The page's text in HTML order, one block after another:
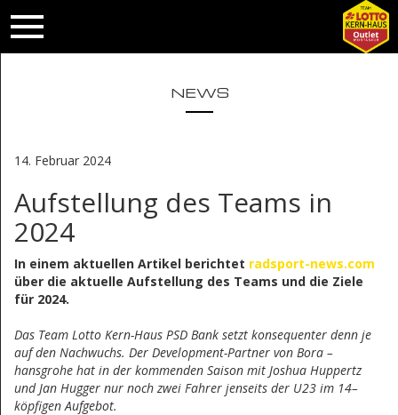
NEWS
14. Februar 2024
Aufstellung des Teams in
2024
In einem aktuellen Artikel berichtet radsport-news.com
über die aktuelle Aufstellung des Teams und die Ziele
für 2024.
Das Team Lotto Kern-Haus PSD Bank setzt konsequenter denn je
auf den Nachwuchs. Der Development-Partner von Bora –
hansgrohe hat in der kommenden Saison mit Joshua Huppertz
und Jan Hugger nur noch zwei Fahrer jenseits der U23 im 14–
köpfigen Aufgebot.